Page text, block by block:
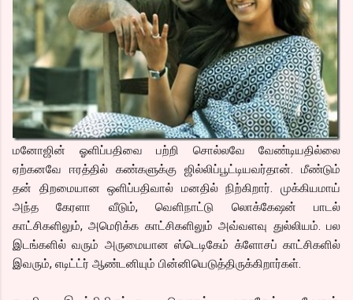
மனோஜின் ஓளிப்பதிவை பற்றி சொல்லவே வேண்டியதில்லை
ஏற்கனவே ஈரத்தில் கண்களுக்கு ஜில்லிப்பூட்டியவர்தான். மீண்டும்
தன் திறமையான ஒளிப்பதிவால் மனதில் நிற்கிறார். முக்கியமாய்
அந்த கேரளா வீடும், வெளிநாட்டு லொக்கேஷன் பாடல்
காட்சிகளிலும், அமெரிக்க காட்சிகளிலும் அவ்வளவு துல்லியம். பல
இடங்களில் வரும் அருமையான ஸ்டெடிகேம் க்ளோசப் காட்சிகளில்
இவரும், எடிட்ட்ர் ஆண்டனியும் பின்னியெடுத்திருக்கிறார்கள்.